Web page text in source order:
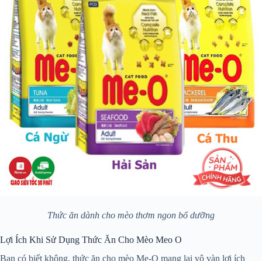
Thức ăn dành cho mèo thơm ngon bổ dưỡng
Lợi Ích Khi Sử Dụng Thức Ăn Cho Mèo Meo O
Bạn có biết không, thức ăn cho mèo Me-O mang lại vô vàn lợi ích